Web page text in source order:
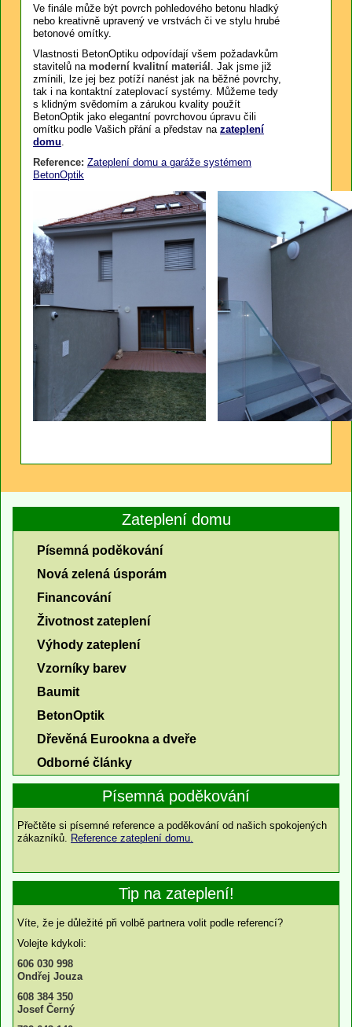
Ve finále může být povrch pohledového betonu hladký
nebo kreativně upravený ve vrstvách či ve stylu hrubé
betonové omítky.
Vlastnosti BetonOptiku odpovídají všem požadavkům
stavitelů na moderní kvalitní materiál . Jak jsme již
zmínili, lze jej bez potíží nanést jak na běžné povrchy,
tak i na kontaktní zateplovací systémy. Můžeme tedy
s klidným svědomím a zárukou kvality použít
BetonOptik jako elegantní povrchovou úpravu čili
omítku podle Vašich přání a představ na zateplení
domu.
Reference: Zateplení domu a garáže systémem
BetonOptik
Zateplení domu
Písemná poděkování
Nová zelená úsporám
Financování
Životnost zateplení
Výhody zateplení
Vzorníky barev
Baumit
BetonOptik
Dřevěná Eurookna a dveře
Odborné články
Písemná poděkování
Přečtěte si písemné reference a poděkování od našich spokojených
zákazníků. Reference zateplení domu.
Tip na zateplení!
Víte, že je důležité při volbě partnera volit podle referencí?
Volejte kdykoli:
606 030 998
Ondřej Jouza
608 384 350
Josef Černý